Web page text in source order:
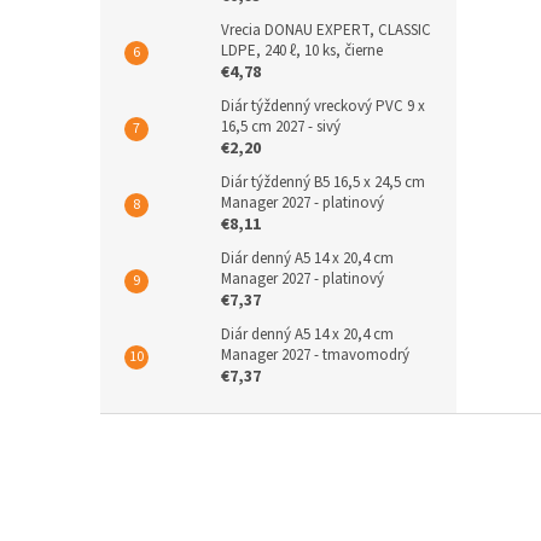
Vrecia DONAU EXPERT, CLASSIC
LDPE, 240 ℓ, 10 ks, čierne
€4,78
Diár týždenný vreckový PVC 9 x
16,5 cm 2027 - sivý
€2,20
Diár týždenný B5 16,5 x 24,5 cm
Manager 2027 - platinový
€8,11
Diár denný A5 14 x 20,4 cm
Manager 2027 - platinový
€7,37
Diár denný A5 14 x 20,4 cm
Manager 2027 - tmavomodrý
€7,37